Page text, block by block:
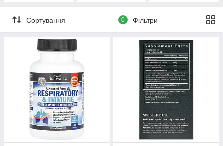
Сортування 0 Фільтри